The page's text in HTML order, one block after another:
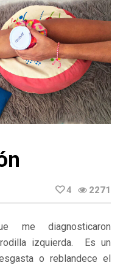
2271
4
me diagnosticaron
izquierda. Es un
o reblandece el